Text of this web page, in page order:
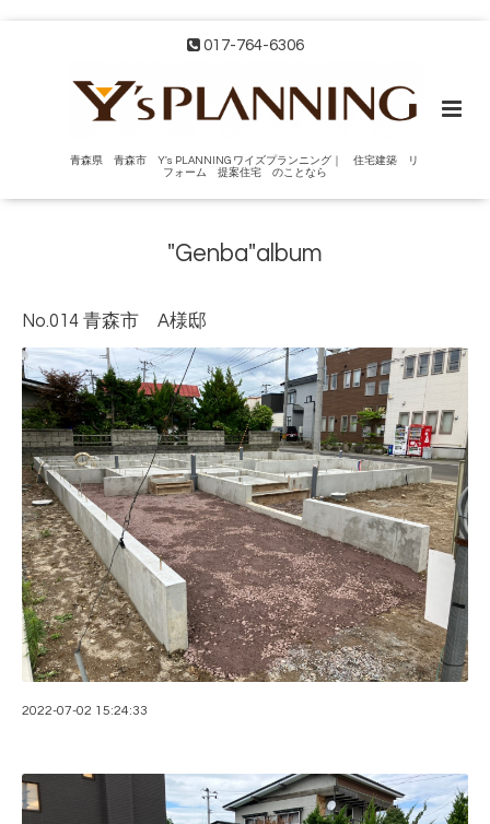
017-764-6306
青森県 青森市 Y's PLANNING ワイズプランニング｜ 住宅建築 リ
フォーム 提案住宅 のことなら
"Genba"album
No.014 青森市 A様邸
2022-07-02 15:24:33